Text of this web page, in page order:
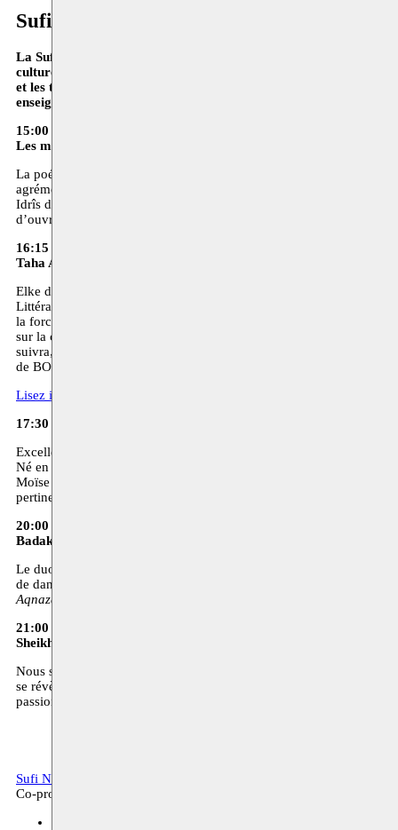
Sufi Night 2016
La Sufi Night annuelle au Bozar en est à sa 9e édition. Comme
culture du soufisme, la branche mystique de l’Islam, avec au
et les trois poètes du Collectif de Poètes Bruxellois Taha Adnan,
enseignements soufis.
15:00 - Conférence
Les maitres de la poésie soufie par Idrîs de Vos
La poésie Soufie s’est développée autour de trois thèmes
agrémentant de poèmes subtilement traduits.
Idrîs de Vos est un auteur traducteur et conférencier né dans
d’ouvrages, dont une importante étude sur la question de l’amour
16:15 - Poésie
Taha Adnan, Elke de Rijcke et Ramón Neto
Elke de Rijcke, Taha Adnan et Ramón Neto se sont rencontrés
Littérature Passa Porta. A part leur passion pour la langue et la
la force de la parole poétique dans une des communautés
sur la communauté soufie. A travers Moussem Centre d’Arts
suivra, ne mènera pas seulement à un nouveau cycle de textes,
de BOZAR.
Lisez ici l’interview avec Taha Adnan, Elke de Rijcke et Ramón
17:30 - Film Al-Ghazali : L’Alchimiste du Bonheur
Excellent docu-fiction sur al-Ghazali, l’une des figures majeures
Né en 1058 à Tus, dans le Khorasan (Iran d’aujourd’hui), Abou
Moïse Maïmonide, qui ont façonné la philosophie de l’Occident
pertinence.
20:00 - Musique
Badakhshan Duo
Le duo Badakhshan tire son nom d’une région du Tadjikistan où
de danse. À l’occasion de la Sufi Night, ce duo vous propose un
Aqnazar Alovatov: voix, Pamiri tanbur et rubab - Mukhtor
21:00 - Musique
Sheikh Hamed Daoud Ensemble
Nous sommes fières de vous pouvoir introduire le groupe de
se révèle également un des plus grands récitants coraniques de sa
passion qu’elle nourrit pour la musique soufie.
Sufi Night
Co-production